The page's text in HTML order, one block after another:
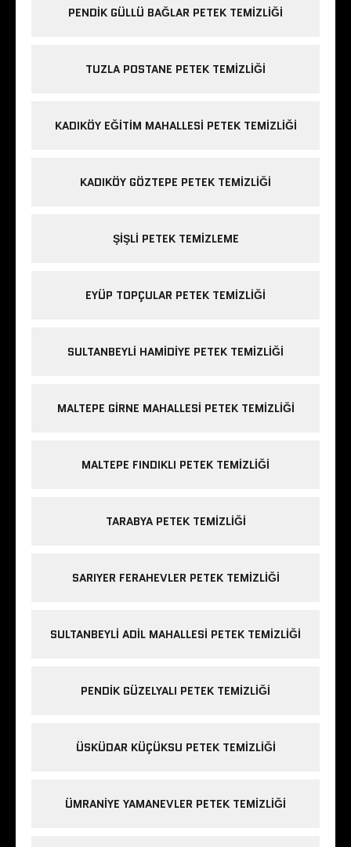
PENDIK GÜLLÜ BAĞLAR PETEK TEMIZLIĞI
TUZLA POSTANE PETEK TEMIZLIĞI
KADIKÖY EĞITIM MAHALLESI PETEK TEMIZLIĞI
KADIKÖY GÖZTEPE PETEK TEMIZLIĞI
ŞIŞLI PETEK TEMIZLEME
EYÜP TOPÇULAR PETEK TEMIZLIĞI
SULTANBEYLI HAMIDIYE PETEK TEMIZLIĞI
MALTEPE GIRNE MAHALLESI PETEK TEMIZLIĞI
MALTEPE FINDIKLI PETEK TEMIZLIĞI
TARABYA PETEK TEMIZLIĞI
SARIYER FERAHEVLER PETEK TEMIZLIĞI
SULTANBEYLI ADIL MAHALLESI PETEK TEMIZLIĞI
PENDIK GÜZELYALI PETEK TEMIZLIĞI
ÜSKÜDAR KÜÇÜKSU PETEK TEMIZLIĞI
ÜMRANIYE YAMANEVLER PETEK TEMIZLIĞI